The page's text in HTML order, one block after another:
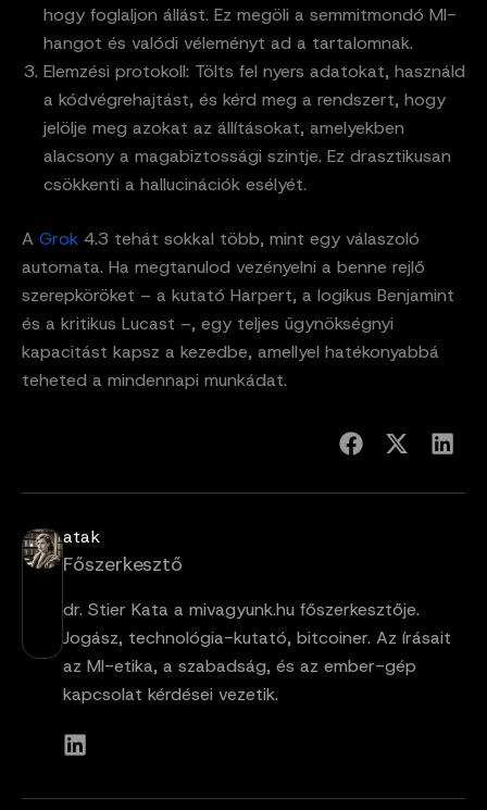
hogy foglaljon állást. Ez megöli a semmitmondó MI-
hangot és valódi véleményt ad a tartalomnak.
Elemzési protokoll: Tölts fel nyers adatokat, használd
a kódvégrehajtást, és kérd meg a rendszert, hogy
jelölje meg azokat az állításokat, amelyekben
alacsony a magabiztossági szintje. Ez drasztikusan
csökkenti a hallucinációk esélyét.
A Grok 4.3 tehát sokkal több, mint egy válaszoló
automata. Ha megtanulod vezényelni a benne rejlő
szerepköröket – a kutató Harpert, a logikus Benjamint
és a kritikus Lucast –, egy teljes ügynökségnyi
kapacitást kapsz a kezedbe, amellyel hatékonyabbá
teheted a mindennapi munkádat.
atak
Főszerkesztő
dr. Stier Kata a mivagyunk.hu főszerkesztője.
Jogász, technológia-kutató, bitcoiner. Az írásait
az MI-etika, a szabadság, és az ember-gép
kapcsolat kérdései vezetik.